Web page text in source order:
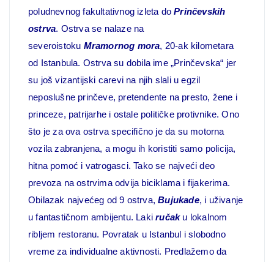
poludnevnog fakultativnog izleta doPrinčevskih
ostrva. Ostrva se nalaze na
severoistoku Mramornog mora, 20-ak kilometara
od Istanbula. Ostrva su dobila ime „Prinčevska“ jer
su još vizantijski carevi na njih slali u egzil
neposlušne prinčeve, pretendente na presto, žene i
princeze, patrijarhe i ostale političke protivnike. Ono
što je za ova ostrva specifično je da su motorna
vozila zabranjena, a mogu ih koristiti samo policija,
hitna pomoć i vatrogasci. Tako se najveći deo
prevoza na ostrvima odvija biciklama i fijakerima.
Obilazak najvećeg od 9 ostrva,Bujukade, i uživanje
u fantastičnom ambijentu. Lakiručaku lokalnom
ribljem restoranu. Povratak u Istanbul i slobodno
vreme za individualne aktivnosti. Predlažemo da